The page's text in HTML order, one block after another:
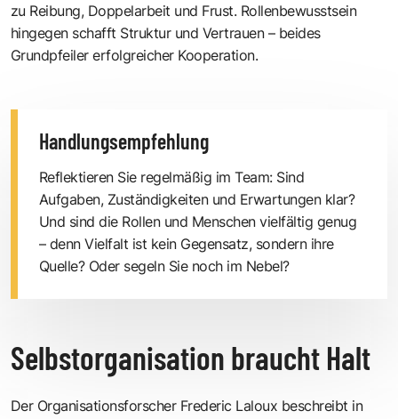
zu Reibung, Doppelarbeit und Frust. Rollenbewusstsein
hingegen schafft Struktur und Vertrauen – beides
Grundpfeiler erfolgreicher Kooperation.
Handlungsempfehlung
Reflektieren Sie regelmäßig im Team: Sind
Aufgaben, Zuständigkeiten und Erwartungen klar?
Und sind die Rollen und Menschen vielfältig genug
– denn Vielfalt ist kein Gegensatz, sondern ihre
Quelle? Oder segeln Sie noch im Nebel?
Selbstorganisation braucht Halt
Der Organisationsforscher Frederic Laloux beschreibt in